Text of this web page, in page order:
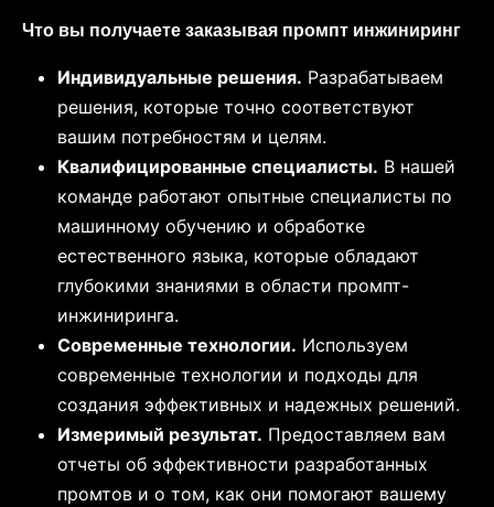
Что вы получаете заказывая промпт инжиниринг
Индивидуальные решения. Разрабатываем
решения, которые точно соответствуют
вашим потребностям и целям.
Квалифицированные специалисты. В нашей
команде работают опытные специалисты по
машинному обучению и обработке
естественного языка, которые обладают
глубокими знаниями в области промпт-
инжиниринга.
Современные технологии. Используем
современные технологии и подходы для
создания эффективных и надежных решений.
Измеримый результат. Предоставляем вам
отчеты об эффективности разработанных
промтов и о том, как они помогают вашему